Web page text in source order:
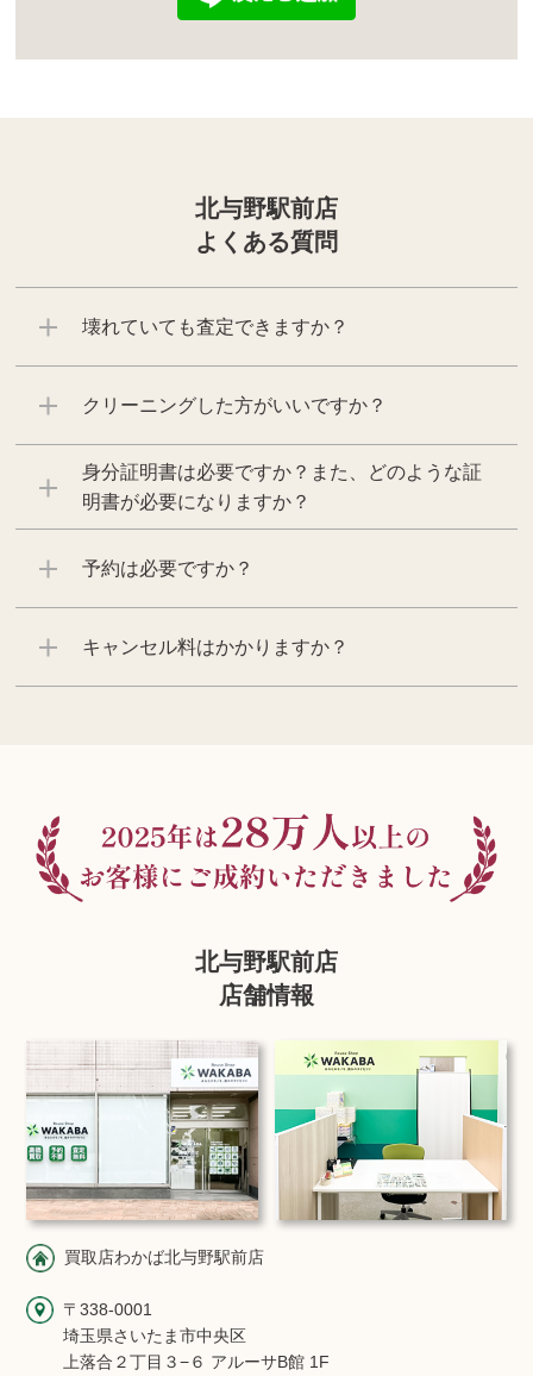
北与野駅前店
よくある質問
壊れていても査定できますか？
クリーニングした方がいいですか？
身分証明書は必要ですか？また、どのような証
明書が必要になりますか？
予約は必要ですか？
キャンセル料はかかりますか？
北与野駅前店
店舗情報
買取店わかば北与野駅前店
〒338-0001
埼玉県さいたま市中央区
上落合２丁目３−６ アルーサB館 1F